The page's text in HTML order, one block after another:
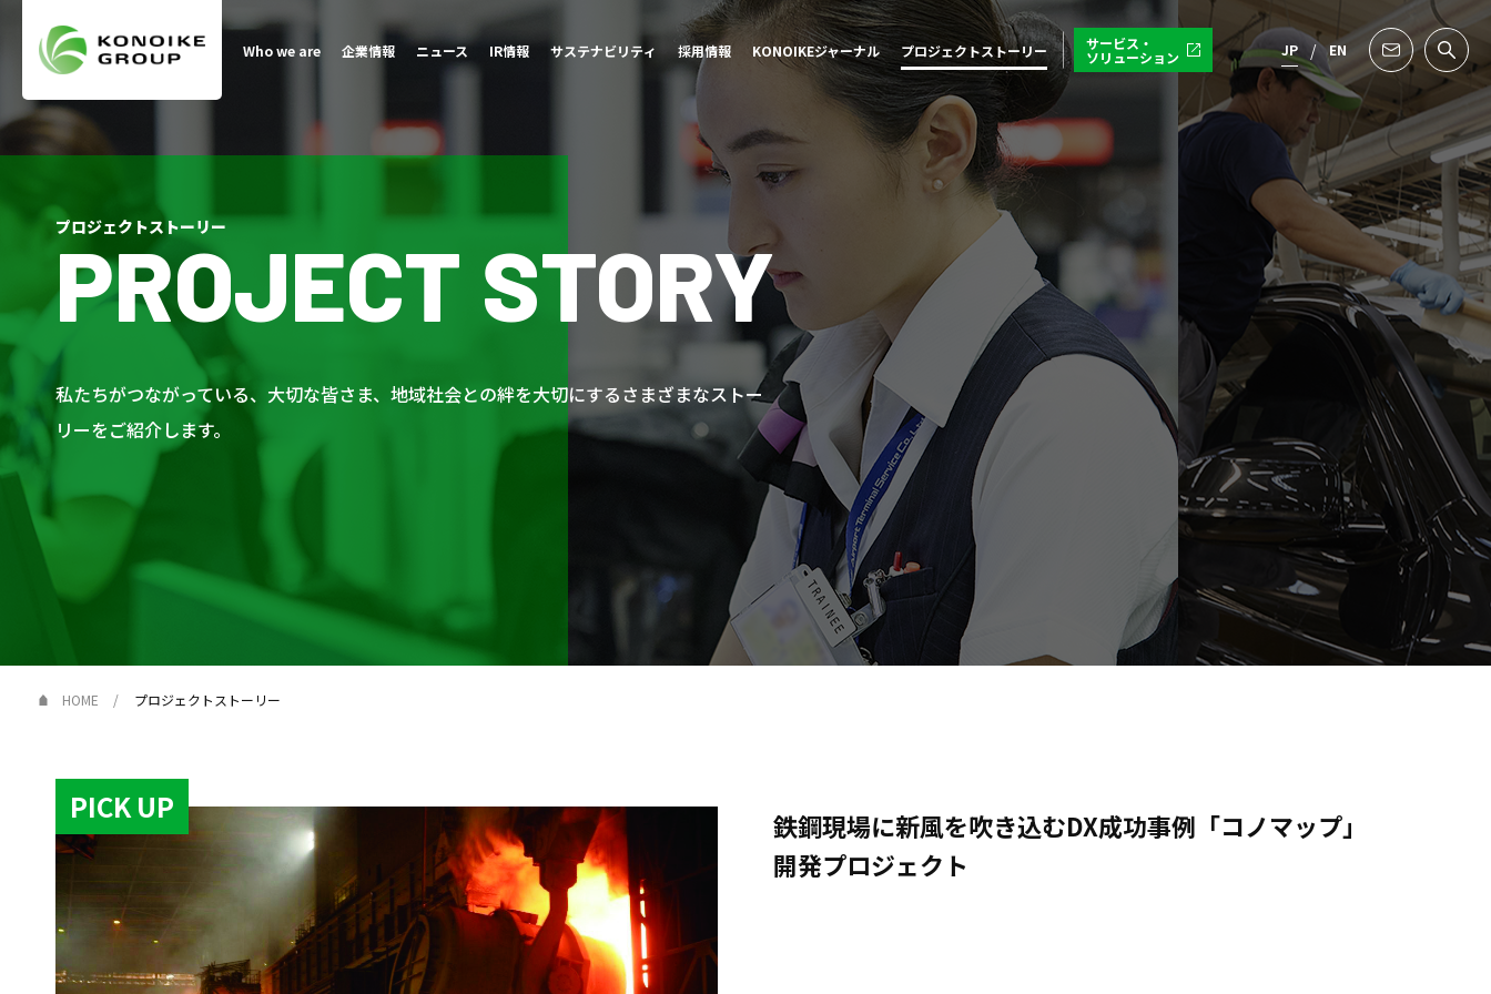
Who we are 企業情報 ニュース IR情報 サステナビリティ 採用情報 KONOIKEジャーナル プロジェクトストーリー サービス・
ソリューション JP EN
プロジェクトストーリー
PROJECT STORY
私たちがつながっている、大切な皆さま、地域社会との絆を大切にするさまざまなストー
リーをご紹介します。
HOME プロジェクトストーリー
PICK UP
鉄鋼現場に新風を吹き込むDX成功事例「コノマップ」
開発プロジェクト